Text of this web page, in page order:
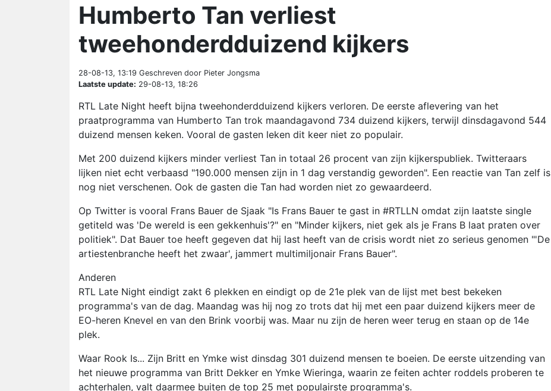
Humberto Tan verliest
tweehonderdduizend kijkers
28-08-13, 13:19 Geschreven door Pieter Jongsma
Laatste update: 29-08-13, 18:26
RTL Late Night heeft bijna tweehonderdduizend kijkers verloren. De eerste aflevering van het
praatprogramma van Humberto Tan trok maandagavond 734 duizend kijkers, terwijl dinsdagavond 544
duizend mensen keken. Vooral de gasten leken dit keer niet zo populair.
Met 200 duizend kijkers minder verliest Tan in totaal 26 procent van zijn kijkerspubliek. Twitteraars
lijken niet echt verbaasd "190.000 mensen zijn in 1 dag verstandig geworden". Een reactie van Tan zelf is
nog niet verschenen. Ook de gasten die Tan had worden niet zo gewaardeerd.
Op Twitter is vooral Frans Bauer de Sjaak "Is Frans Bauer te gast in #RTLLN omdat zijn laatste single
getiteld was 'De wereld is een gekkenhuis'?" en "Minder kijkers, niet gek als je Frans B laat praten over
politiek". Dat Bauer toe heeft gegeven dat hij last heeft van de crisis wordt niet zo serieus genomen "'De
artiestenbranche heeft het zwaar', jammert multimiljonair Frans Bauer".
Anderen
RTL Late Night eindigt zakt 6 plekken en eindigt op de 21e plek van de lijst met best bekeken
programma's van de dag. Maandag was hij nog zo trots dat hij met een paar duizend kijkers meer de
EO-heren Knevel en van den Brink voorbij was. Maar nu zijn de heren weer terug en staan op de 14e
plek.
Waar Rook Is... Zijn Britt en Ymke wist dinsdag 301 duizend mensen te boeien. De eerste uitzending van
het nieuwe programma van Britt Dekker en Ymke Wieringa, waarin ze feiten achter roddels proberen te
achterhalen, valt daarmee buiten de top 25 met populairste programma's.